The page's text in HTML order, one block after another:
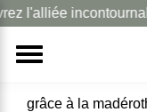
Le kit face
Se créer une
grâce à la